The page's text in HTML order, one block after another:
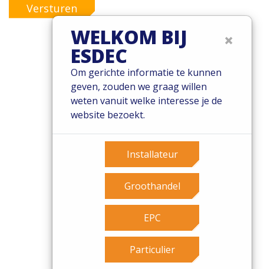
Versturen
© 2026 Esdec. Alle rechten voorbehouden
Patents
Algemene voorwaarden
Garantievoorwaarden
Governance
Cookies
×
WELKOM BIJ
ESDEC
Om gerichte informatie te kunnen
geven, zouden we graag willen
weten vanuit welke interesse je de
website bezoekt.
Installateur
Groothandel
EPC
Particulier